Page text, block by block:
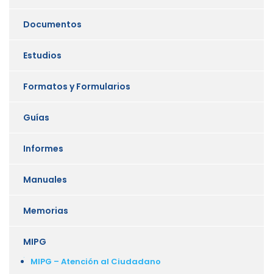
Documentos
Estudios
Formatos y Formularios
Guías
Informes
Manuales
Memorias
MIPG
MIPG – Atención al Ciudadano